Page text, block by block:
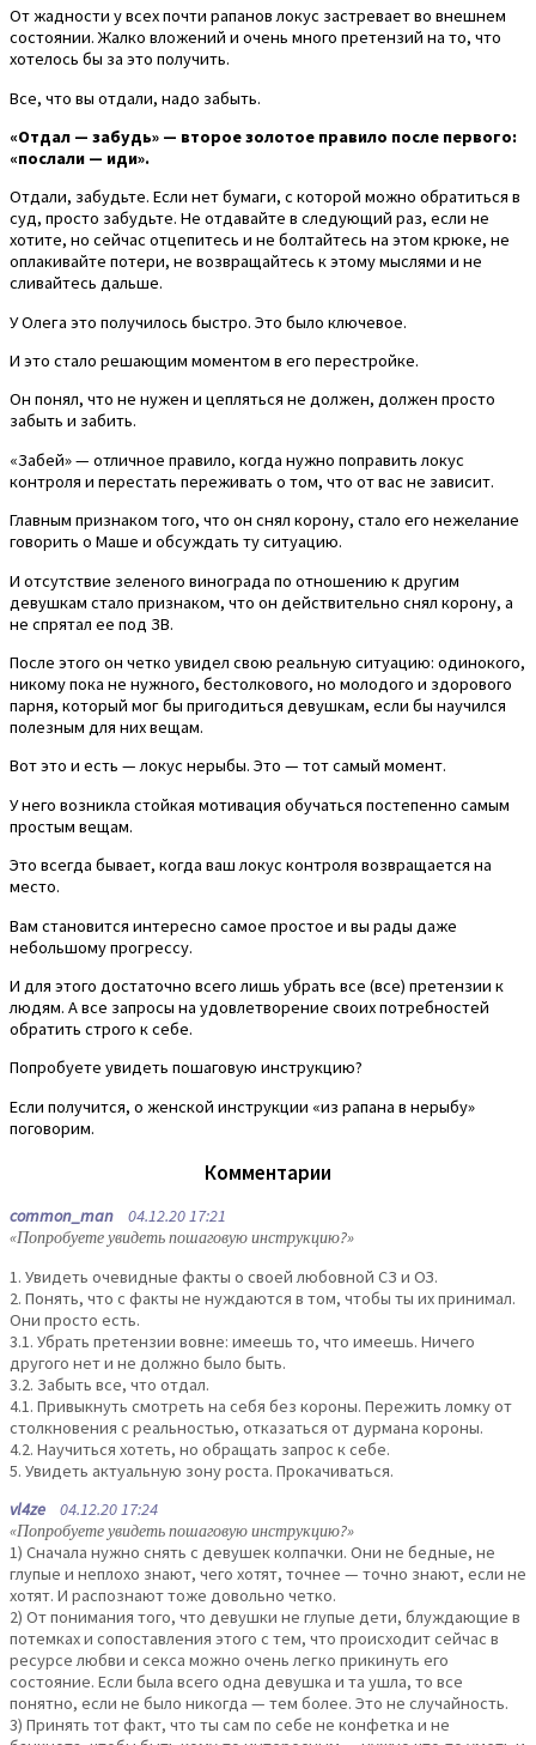
От жадности у всех почти рапанов локус застревает во внешнем
состоянии. Жалко вложений и очень много претензий на то, что
хотелось бы за это получить.
Все, что вы отдали, надо забыть.
«Отдал — забудь» — второе золотое правило после первого:
«послали — иди».
Отдали, забудьте. Если нет бумаги, с которой можно обратиться в
суд, просто забудьте. Не отдавайте в следующий раз, если не
хотите, но сейчас отцепитесь и не болтайтесь на этом крюке, не
оплакивайте потери, не возвращайтесь к этому мыслями и не
сливайтесь дальше.
У Олега это получилось быстро. Это было ключевое.
И это стало решающим моментом в его перестройке.
Он понял, что не нужен и цепляться не должен, должен просто
забыть и забить.
«Забей» — отличное правило, когда нужно поправить локус
контроля и перестать переживать о том, что от вас не зависит.
Главным признаком того, что он снял корону, стало его нежелание
говорить о Маше и обсуждать ту ситуацию.
И отсутствие зеленого винограда по отношению к другим
девушкам стало признаком, что он действительно снял корону, а
не спрятал ее под ЗВ.
После этого он четко увидел свою реальную ситуацию: одинокого,
никому пока не нужного, бестолкового, но молодого и здорового
парня, который мог бы пригодиться девушкам, если бы научился
полезным для них вещам.
Вот это и есть — локус нерыбы. Это — тот самый момент.
У него возникла стойкая мотивация обучаться постепенно самым
простым вещам.
Это всегда бывает, когда ваш локус контроля возвращается на
место.
Вам становится интересно самое простое и вы рады даже
небольшому прогрессу.
И для этого достаточно всего лишь убрать все (все) претензии к
людям. А все запросы на удовлетворение своих потребностей
обратить строго к себе.
Попробуете увидеть пошаговую инструкцию?
Если получится, о женской инструкции «из рапана в нерыбу»
поговорим.
Комментарии
common_man 04.12.20 17:21
«Попробуете увидеть пошаговую инструкцию?»
1. Увидеть очевидные факты о своей любовной СЗ и ОЗ.
2. Понять, что с факты не нуждаются в том, чтобы ты их принимал.
Они просто есть.
3.1. Убрать претензии вовне: имеешь то, что имеешь. Ничего
другого нет и не должно было быть.
3.2. Забыть все, что отдал.
4.1. Привыкнуть смотреть на себя без короны. Пережить ломку от
столкновения с реальностью, отказаться от дурмана короны.
4.2. Научиться хотеть, но обращать запрос к себе.
5. Увидеть актуальную зону роста. Прокачиваться.
vl4ze 04.12.20 17:24
«Попробуете увидеть пошаговую инструкцию?»
1) Сначала нужно снять с девушек колпачки. Они не бедные, не
глупые и неплохо знают, чего хотят, точнее — точно знают, если не
хотят. И распознают тоже довольно четко.
2) От понимания того, что девушки не глупые дети, блуждающие в
потемках и сопоставления этого с тем, что происходит сейчас в
ресурсе любви и секса можно очень легко прикинуть его
состояние. Если была всего одна девушка и та ушла, то все
понятно, если не было никогда — тем более. Это не случайность.
3) Принять тот факт, что ты сам по себе не конфетка и не